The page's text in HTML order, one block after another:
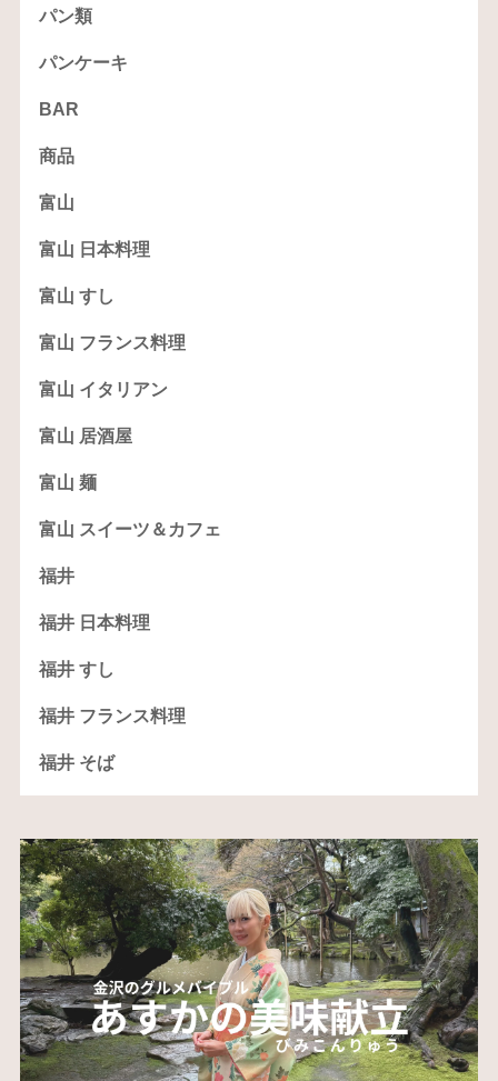
パン類
パンケーキ
BAR
商品
富山
富山 日本料理
富山 すし
富山 フランス料理
富山 イタリアン
富山 居酒屋
富山 麺
富山 スイーツ＆カフェ
福井
福井 日本料理
福井 すし
福井 フランス料理
福井 そば